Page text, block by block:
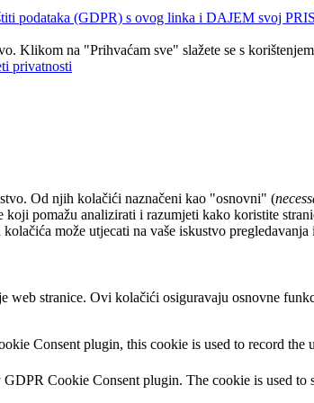
podataka (GDPR) s ovog linka i DAJEM svoj
Klikom na "Prihvaćam sve" slažete se s
privatnosti
Od njih kolačići naznačeni kao "osnovni" (
pomažu analizirati i razumjeti kako koristite
može utjecati na vaše iskustvo pregledavanja
stranice. Ovi kolačići osiguravaju osnovne
Consent plugin, this cookie is used to record
Cookie Consent plugin. The cookie is used